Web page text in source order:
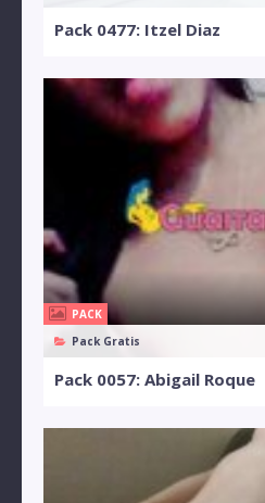
Pack 0477: Itzel Diaz
PACK
Pack Gratis
Pack 0057: Abigail Roque